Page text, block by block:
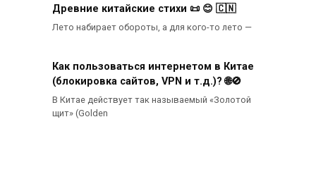
Древние китайские стихи 📜 😊 🇨🇳
Лето набирает обороты, а для кого-то лето —
Как пользоваться интернетом в Китае
(блокировка сайтов, VPN и т.д.)? 🌐🚫
В Китае действует так называемый «Золотой
щит» (Golden